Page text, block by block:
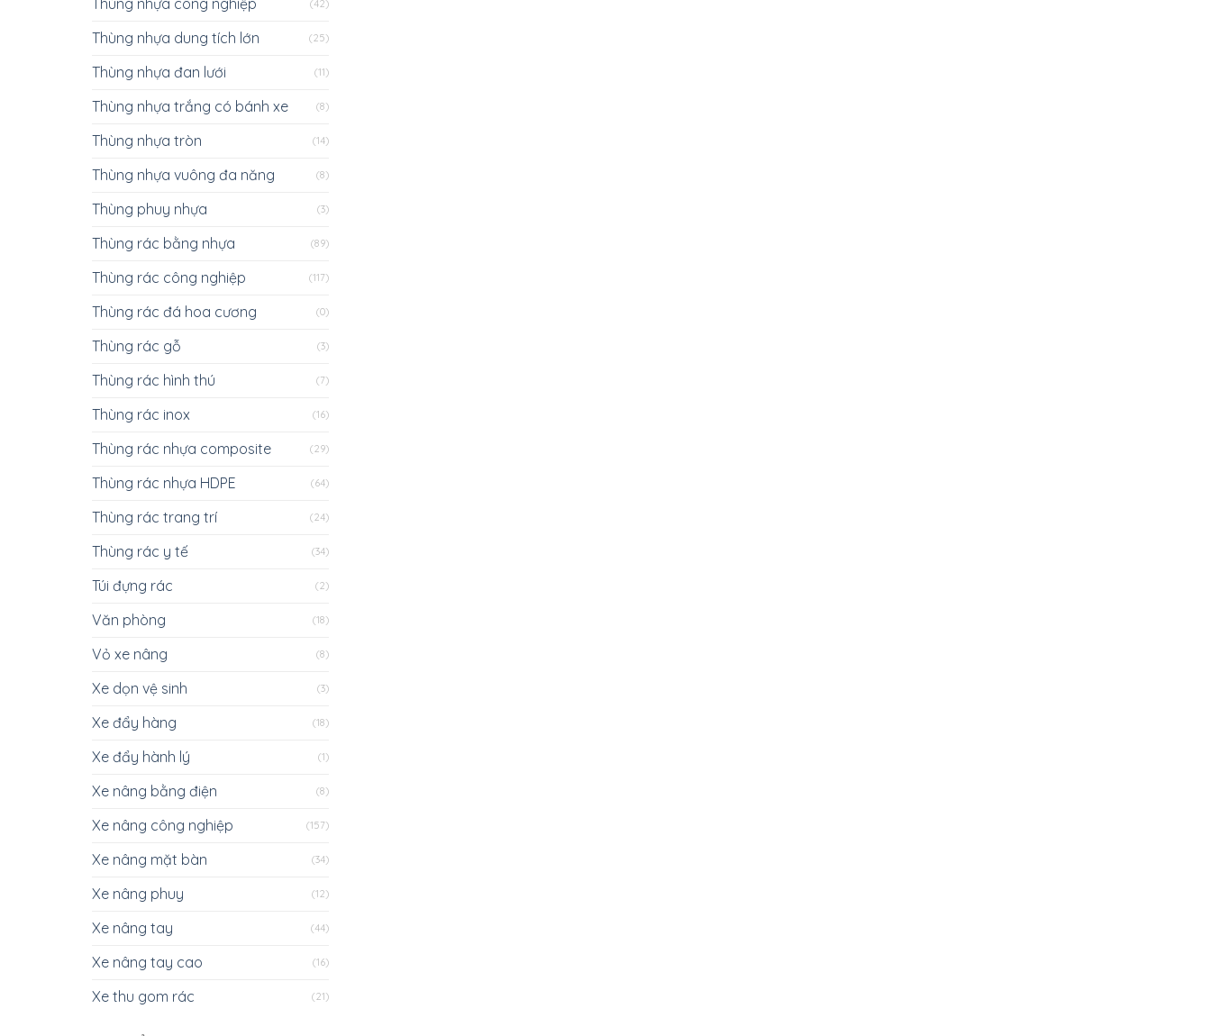
Thùng nhựa công nghiệp (42)
Thùng nhựa dung tích lớn (25)
Thùng nhựa đan lưới (11)
Thùng nhựa trắng có bánh xe (8)
Thùng nhựa tròn (14)
Thùng nhựa vuông đa năng (8)
Thùng phuy nhựa (3)
Thùng rác bằng nhựa (89)
Thùng rác công nghiệp (117)
Thùng rác đá hoa cương (0)
Thùng rác gỗ (3)
Thùng rác hình thú (7)
Thùng rác inox (16)
Thùng rác nhựa composite (29)
Thùng rác nhựa HDPE (64)
Thùng rác trang trí (24)
Thùng rác y tế (34)
Túi đựng rác (2)
Văn phòng (18)
Vỏ xe nâng (8)
Xe dọn vệ sinh (3)
Xe đẩy hàng (18)
Xe đẩy hành lý (1)
Xe nâng bằng điện (8)
Xe nâng công nghiệp (157)
Xe nâng mặt bàn (34)
Xe nâng phuy (12)
Xe nâng tay (44)
Xe nâng tay cao (16)
Xe thu gom rác (21)